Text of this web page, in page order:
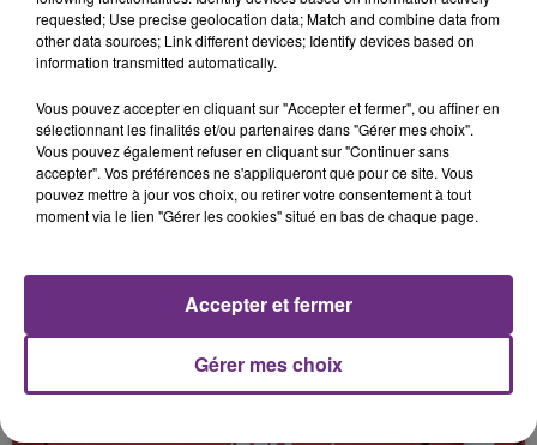
AIDANT.
COUPE DU MONDE 2026: OÙ VOIR LES
MATCH DES BLEUS?
requested; Use precise geolocation data; Match and combine data from
other data sources; Link different devices; Identify devices based on
information transmitted automatically.
Vous pouvez accepter en cliquant sur "Accepter et fermer", ou affiner en
sélectionnant les finalités et/ou partenaires dans "Gérer mes choix".
Vous pouvez également refuser en cliquant sur "Continuer sans
accepter". Vos préférences ne s'appliqueront que pour ce site. Vous
pouvez mettre à jour vos choix, ou retirer votre consentement à tout
moment via le lien "Gérer les cookies" situé en bas de chaque page.
Gérer mes choix
Accepter et fermer